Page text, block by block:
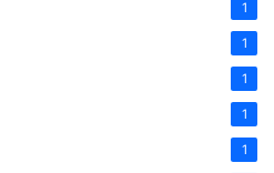
1
1
1
1
1